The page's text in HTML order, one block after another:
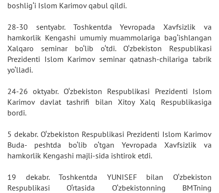
boshlig‘i Islom Karimov qabul qildi.
28-30 sentyabr. Toshkentda Yevropada Xavfsizlik va
hamkorlik Kengashi umumiy muammolariga bag‘ishlangan
Xalqaro seminar bo‘lib o‘tdi. O‘zbekiston Respublikasi
Prezidenti Islom Karimov seminar qatnash-chilariga tabrik
yo‘lladi.
24-26 oktyabr. O‘zbekiston Respublikasi Prezidenti Islom
Karimov davlat tashrifi bilan Xitoy Xalq Respublikasiga
bordi.
5 dekabr. O‘zbekiston Respublikasi Prezidenti Islom Karimov
Buda- peshtda bo‘lib o‘tgan Yevropada Xavfsizlik va
hamkorlik Kengashi majli-sida ishtirok etdi.
19 dekabr. Toshkentda YUNISEF bilan O‘zbekiston
Respublikasi O‘rtasida O‘zbekistonning BMTning